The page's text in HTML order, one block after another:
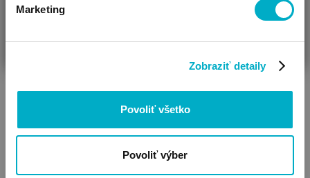
Marketing
Zobraziť detaily
Povoliť všetko
Povoliť výber
Kabátiky